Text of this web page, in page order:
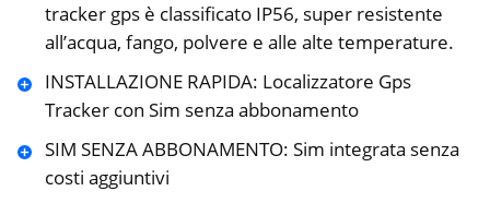
tracker gps è classificato IP56, super resistente
all’acqua, fango, polvere e alle alte temperature.
INSTALLAZIONE RAPIDA: Localizzatore Gps
Tracker con Sim senza abbonamento
SIM SENZA ABBONAMENTO: Sim integrata senza
costi aggiuntivi